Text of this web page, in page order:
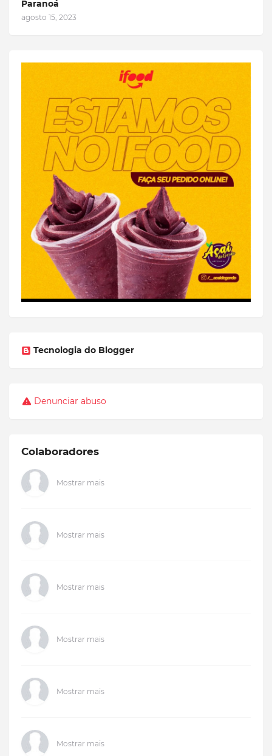
Paranoá
agosto 15, 2023
Tecnologia do Blogger
Denunciar abuso
Colaboradores
Mostrar mais
Mostrar mais
Mostrar mais
Mostrar mais
Mostrar mais
Mostrar mais